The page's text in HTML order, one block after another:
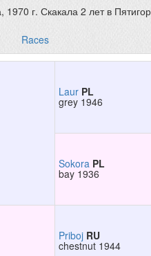
1970 г. Скакала 2 лет в
Races
Laur PL
grey 1946
Sokora PL
bay 1936
Priboj RU
chestnut 1944